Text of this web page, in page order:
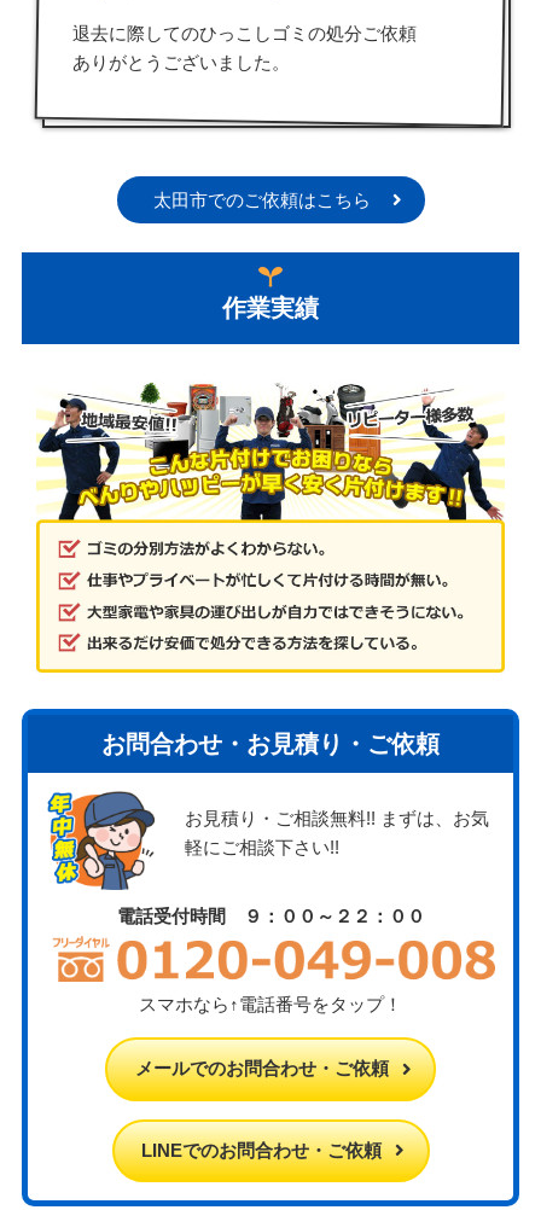
退去に際してのひっこしゴミの処分ご依頼
ありがとうございました。
太田市でのご依頼はこちら
作業実績
お問合わせ・お見積り・ご依頼
お見積り・ご相談無料!! まずは、お気
軽にご相談下さい!!
電話受付時間 ９：００～２２：００
スマホなら↑電話番号をタップ！
メールでのお問合わせ・ご依頼
LINEでのお問合わせ・ご依頼